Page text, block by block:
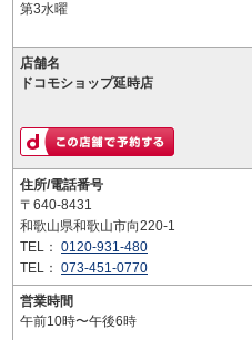
第3水曜
店舗名
ドコモショップ延時店
住所/電話番号
〒640-8431
和歌山県和歌山市向220-1
TEL： 0120-931-480
TEL： 073-451-0770
営業時間
午前10時〜午後6時